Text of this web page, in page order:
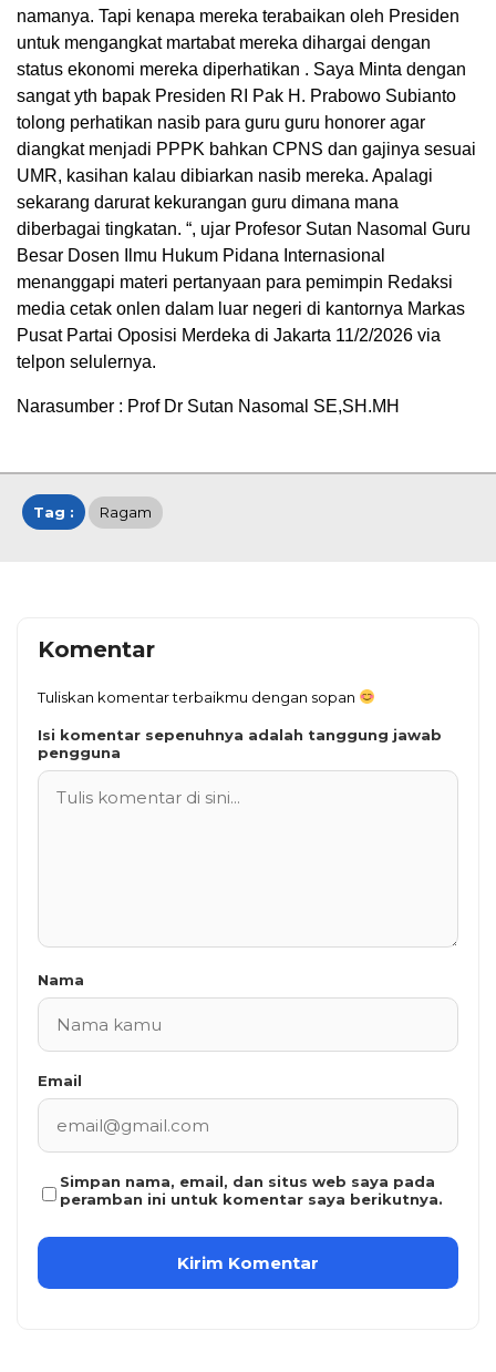
namanya. Tapi kenapa mereka terabaikan oleh Presiden
untuk mengangkat martabat mereka dihargai dengan
status ekonomi mereka diperhatikan . Saya Minta dengan
sangat yth bapak Presiden RI Pak H. Prabowo Subianto
tolong perhatikan nasib para guru guru honorer agar
diangkat menjadi PPPK bahkan CPNS dan gajinya sesuai
UMR, kasihan kalau dibiarkan nasib mereka. Apalagi
sekarang darurat kekurangan guru dimana mana
diberbagai tingkatan. “, ujar Profesor Sutan Nasomal Guru
Besar Dosen Ilmu Hukum Pidana Internasional
menanggapi materi pertanyaan para pemimpin Redaksi
media cetak onlen dalam luar negeri di kantornya Markas
Pusat Partai Oposisi Merdeka di Jakarta 11/2/2026 via
telpon selulernya.
Narasumber : Prof Dr Sutan Nasomal SE,SH.MH
Tag : Ragam
Komentar
Tuliskan komentar terbaikmu dengan sopan
Isi komentar sepenuhnya adalah tanggung jawab
pengguna
Nama
Email
Simpan nama, email, dan situs web saya pada
peramban ini untuk komentar saya berikutnya.